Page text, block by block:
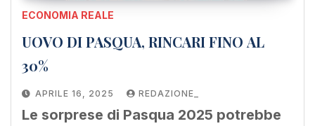
ECONOMIA REALE
UOVO DI PASQUA, RINCARI FINO AL
30%
APRILE 16, 2025 REDAZIONE_
Le sorprese di Pasqua 2025 potrebbe